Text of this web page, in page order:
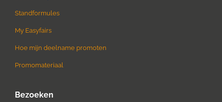
Standformules
My Easyfairs
Hoe mijn deelname promoten
Promomateriaal
Bezoeken